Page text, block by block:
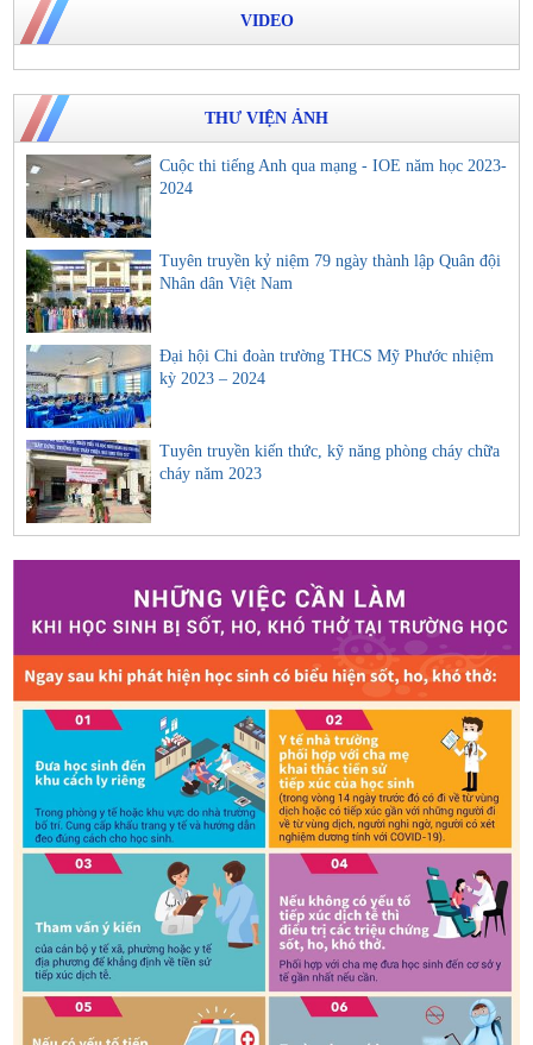
VIDEO
THƯ VIỆN ẢNH
Cuộc thi tiếng Anh qua mạng - IOE năm học 2023-
2024
Tuyên truyền kỷ niệm 79 ngày thành lập Quân đội
Nhân dân Việt Nam
Đại hội Chi đoàn trường THCS Mỹ Phước nhiệm
kỳ 2023 – 2024
Tuyên truyền kiến thức, kỹ năng phòng cháy chữa
cháy năm 2023